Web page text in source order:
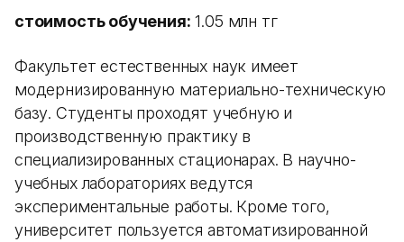
стоимость обучения: 1.05 млн тг
Факультет естественных наук имеет
модернизированную материально-техническую
базу. Студенты проходят учебную и
производственную практику в
специализированных стационарах. В научно-
учебных лабораториях ведутся
экспериментальные работы. Кроме того,
университет пользуется автоматизированной